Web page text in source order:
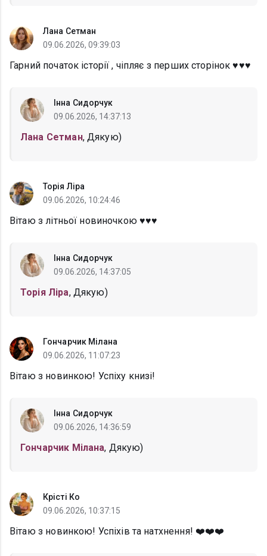
Лана Сетман
09.06.2026, 09:39:03
Гарний початок історії , чіпляє з перших сторінок ♥️♥️♥️
Інна Сидорчук
09.06.2026, 14:37:13
Лана Сетман, Дякую)
Торія Ліра
09.06.2026, 10:24:46
Вітаю з літньої новиночкою ♥️♥️♥️
Інна Сидорчук
09.06.2026, 14:37:05
Торія Ліра, Дякую)
Гончарчик Мілана
09.06.2026, 11:07:23
Вітаю з новинкою! Успіху книзі!
Інна Сидорчук
09.06.2026, 14:36:59
Гончарчик Мілана, Дякую)
Крісті Ко
09.06.2026, 10:37:15
Вітаю з новинкою! Успіхів та натхнення! ❤️❤️❤️